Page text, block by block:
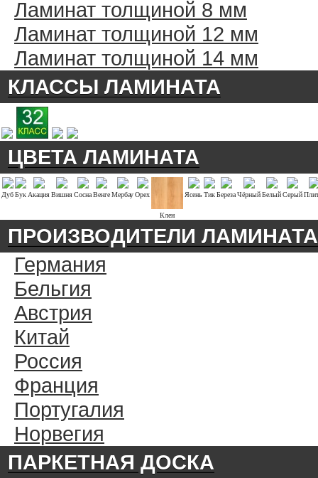
Ламинат толщиной 8 мм
Ламинат толщиной 12 мм
Ламинат толщиной 14 мм
КЛАССЫ ЛАМИНАТА
ЦВЕТА ЛАМИНАТА
ДубБук АкацияВишняСоснаВенгеМербауОрех
Клен
ЯсеньТикБерезаЧёрныйБелыйСерый
ПРОИЗВОДИТЕЛИ ЛАМИНАТА
Германия
Бельгия
Австрия
Китай
Россия
Франция
Португалия
Норвегия
ПАРКЕТНАЯ ДОСКА